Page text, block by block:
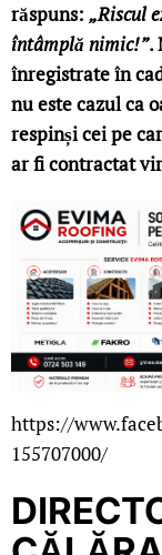
răspuns: „Riscul
întâmplă nimic!”.
înregistrate în
nu este cazul ca
respinși cei pe
ar fi contractat
https://
155707000/